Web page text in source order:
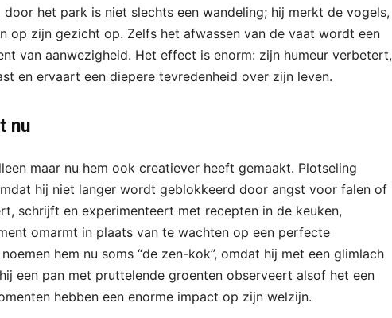
het park is niet slechts een wandeling; hij merkt de vogels,
op zijn gezicht op. Zelfs het afwassen van de vaat wordt een
van aanwezigheid. Het effect is enorm: zijn humeur verbetert,
en ervaart een diepere tevredenheid over zijn leven.
nu
maar nu hem ook creatiever heeft gemaakt. Plotseling
hij niet langer wordt geblokkeerd door angst voor falen of
schrijft en experimenteert met recepten in de keuken,
omarmt in plaats van te wachten op een perfecte
hem nu soms “de zen-kok”, omdat hij met een glimlach
een pan met pruttelende groenten observeert alsof het een
hebben een enorme impact op zijn welzijn.